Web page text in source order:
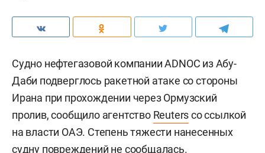
Судно нефтегазовой компании ADNOC из Абу-
Даби подверглось ракетной атаке со стороны
Ирана при прохождении через Ормузский
пролив, сообщило агентство Reutersсо ссылкой
на власти ОАЭ. Степень тяжести нанесенных
судну повреждений не сообщалась.